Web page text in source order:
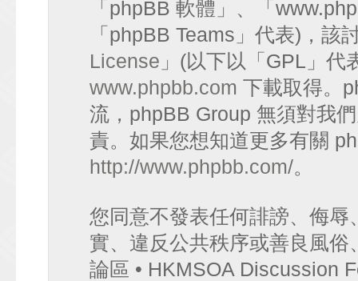
「phpBB 軟體」、「
「phpBB Teams」代表)，該
License 」(以下以「GPL」代
www.phpbb.com 下載取得。
流，phpBB Group 無須對我
責。如果您想知道更多有關
http://www.phpbb.com/。
您同意不發表任何誹謗、侮
實、違反公共秩序或善良風
論區 • HKMSOA Discussion